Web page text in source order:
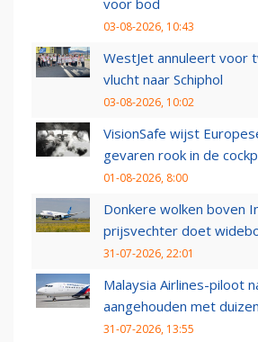
voor bod
03-08-2026, 10:43
WestJet annuleert voor
vlucht naar Schiphol
03-08-2026, 10:02
VisionSafe wijst
gevaren rook in de
01-08-2026, 8:00
Donkere wolken boven
prijsvechter doet
31-07-2026, 22:01
Malaysia Airlines-piloot
aangehouden met
31-07-2026, 13:55